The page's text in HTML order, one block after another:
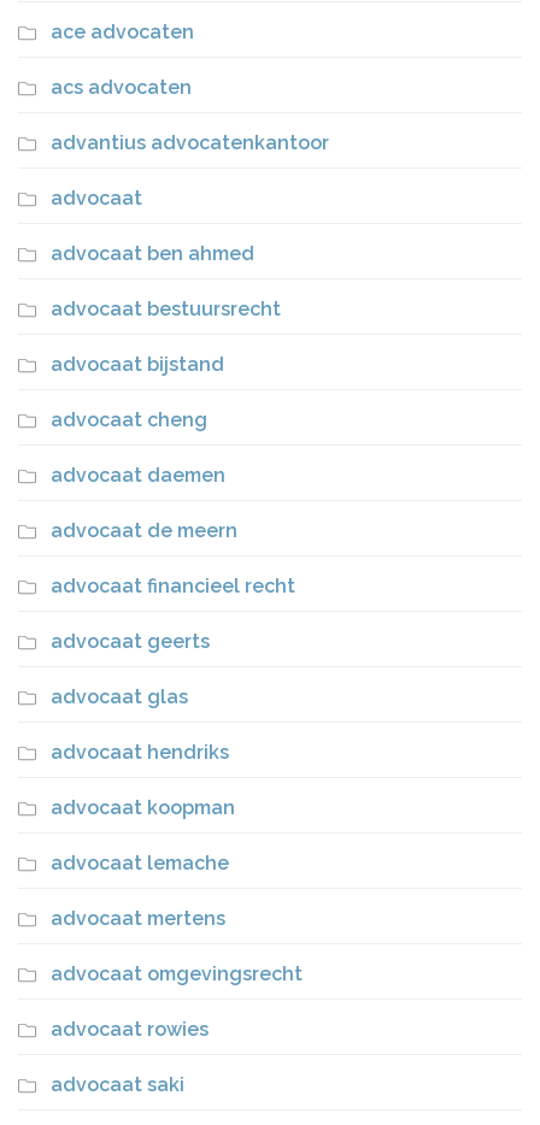
ace advocaten
acs advocaten
advantius advocatenkantoor
advocaat
advocaat ben ahmed
advocaat bestuursrecht
advocaat bijstand
advocaat cheng
advocaat daemen
advocaat de meern
advocaat financieel recht
advocaat geerts
advocaat glas
advocaat hendriks
advocaat koopman
advocaat lemache
advocaat mertens
advocaat omgevingsrecht
advocaat rowies
advocaat saki